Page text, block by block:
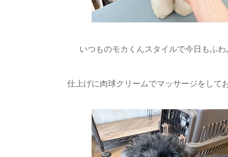
いつものモカくんスタイルで今日もふ
仕上げに肉球クリームでマッサージをして